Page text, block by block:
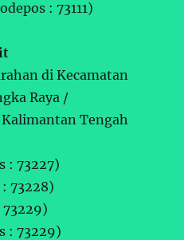
: 73111)
di Kecamatan
Raya /
Tengah
: 73227)
73228)
: 73229)